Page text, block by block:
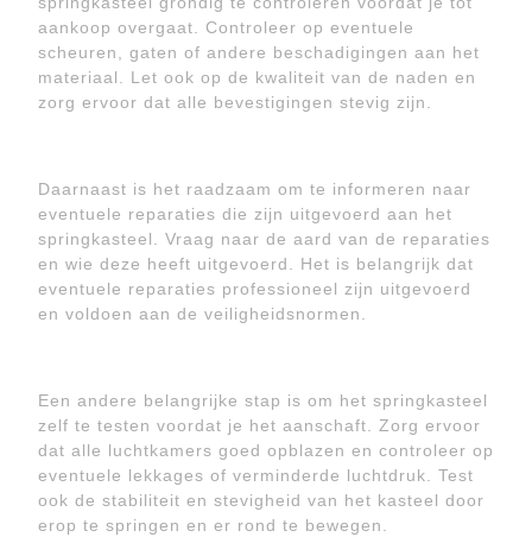
aankoop overgaat. Controleer op eventuele
scheuren, gaten of andere beschadigingen aan het
materiaal. Let ook op de kwaliteit van de naden en
zorg ervoor dat alle bevestigingen stevig zijn.
Daarnaast is het raadzaam om te informeren naar
eventuele reparaties die zijn uitgevoerd aan het
springkasteel. Vraag naar de aard van de reparaties
en wie deze heeft uitgevoerd. Het is belangrijk dat
eventuele reparaties professioneel zijn uitgevoerd
en voldoen aan de veiligheidsnormen.
Een andere belangrijke stap is om het springkasteel
zelf te testen voordat je het aanschaft. Zorg ervoor
dat alle luchtkamers goed opblazen en controleer op
eventuele lekkages of verminderde luchtdruk. Test
ook de stabiliteit en stevigheid van het kasteel door
erop te springen en er rond te bewegen.